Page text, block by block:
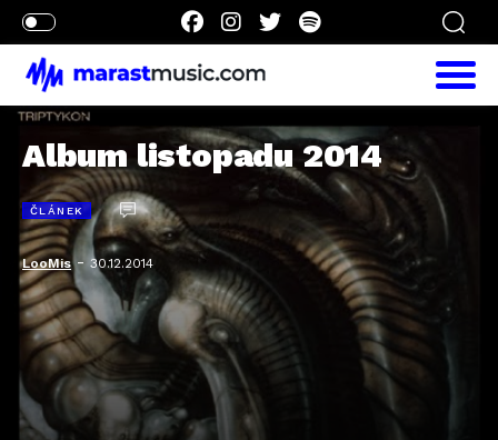
Album listopadu 2014
ČLÁNEK
LooMis- 30.12.2014